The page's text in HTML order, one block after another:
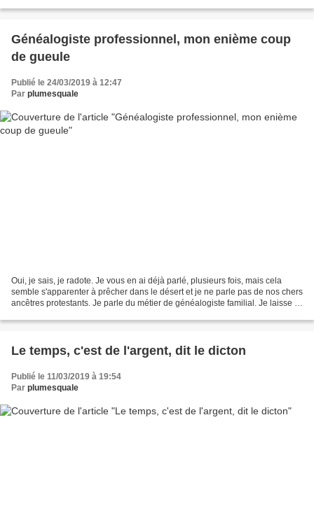
Généalogiste professionnel, mon enième coup
de gueule
Publié le 24/03/2019 à 12:47
Par plumesquale
Oui, je sais, je radote. Je vous en ai déjà parlé, plusieurs fois, mais cela
semble s'apparenter à prêcher dans le désert et je ne parle pas de nos chers
ancêtres protestants. Je parle du métier de généalogiste familial. Je laisse le
Le temps, c'est de l'argent, dit le dicton
Publié le 11/03/2019 à 19:54
Par plumesquale